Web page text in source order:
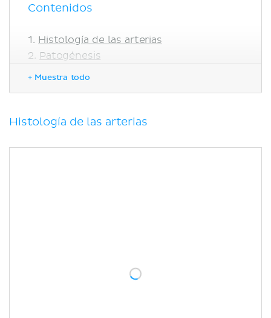
Contenidos
Histología de las arterias
Patogénesis
Bibliografía
+ Muestra todo
Histología de las arterias